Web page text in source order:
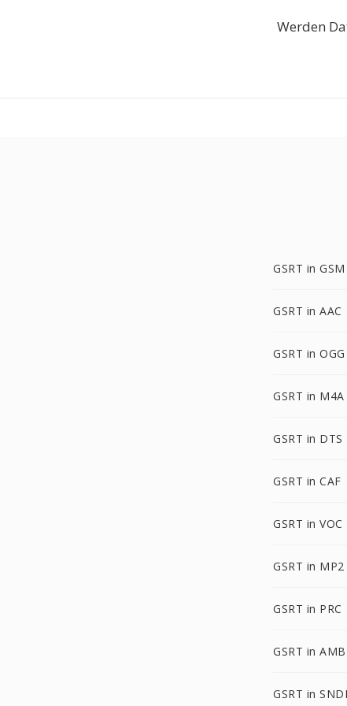
Werden
GSRT in GSM
GSRT in AAC
GSRT in OGG
GSRT in M4A
GSRT in DTS
GSRT in CAF
GSRT in VOC
GSRT in MP2
GSRT in PRC
GSRT in AMB
GSRT in